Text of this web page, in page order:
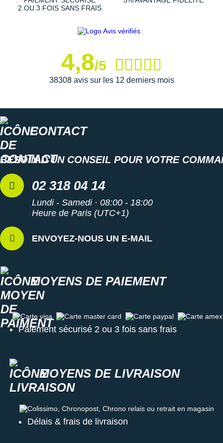
légèrement plus lourde que la version classique (+10 g).
2 OU 3 FOIS SANS FRAIS
4,8/5
38308 avis sur les 12 derniers mois
CONTACT
BESOIN D'UN CONSEIL POUR VOTRE
02 318 04 14
Lundi - Samedi · 08:00 - 18:00
Heure de Paris (UTC+1)
ENVOYEZ-NOUS UN E-MAIL
MOYENS DE PAIEMENT
Carte visa Carte master card Carte paypal Carte amex
Paiement sécurisé 2 ou 3 fois sans frais
MOYENS DE LIVRAISON
Colissimo, Chronopost, Chrono relais ou retrait en magasin
Délais & frais de livraison